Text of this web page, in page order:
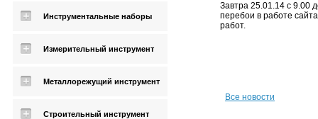
Инструментальные наборы
Измерительный инструмент
Металлорежущий инструмент
Строительный инструмент
Завтра 25.01.14 с 9.00
перебои в работе
работ.
Все новости